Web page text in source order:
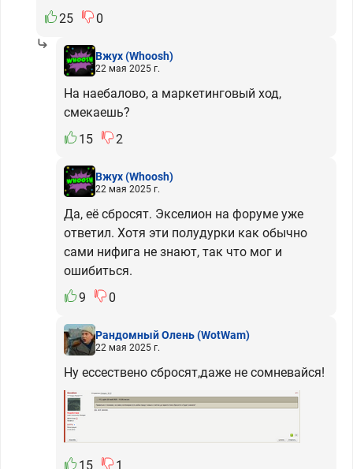
25
0
Вжух(Whoosh)
22 мая 2025 г.
На наебалово, а маркетинговый ход,
смекаешь?
15
2
Вжух(Whoosh)
22 мая 2025 г.
Да, её сбросят. Экселион на форуме уже
ответил. Хотя эти полудурки как обычно
сами нифига не знают, так что мог и
ошибиться.
9
0
Рандомный Олень(WotWam)
22 мая 2025 г.
Ну ессествено сбросят,даже не сомневайся!
15 1